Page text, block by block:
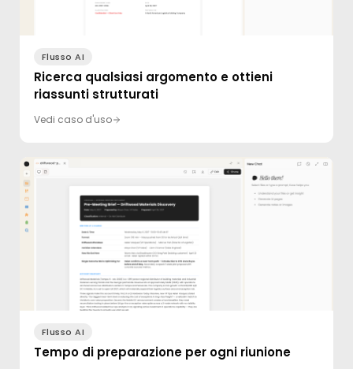
Flusso AI
Ricerca qualsiasi argomento e ottieni
riassunti strutturati
Vedi caso d'uso
Flusso AI
Tempo di preparazione per ogni riunione